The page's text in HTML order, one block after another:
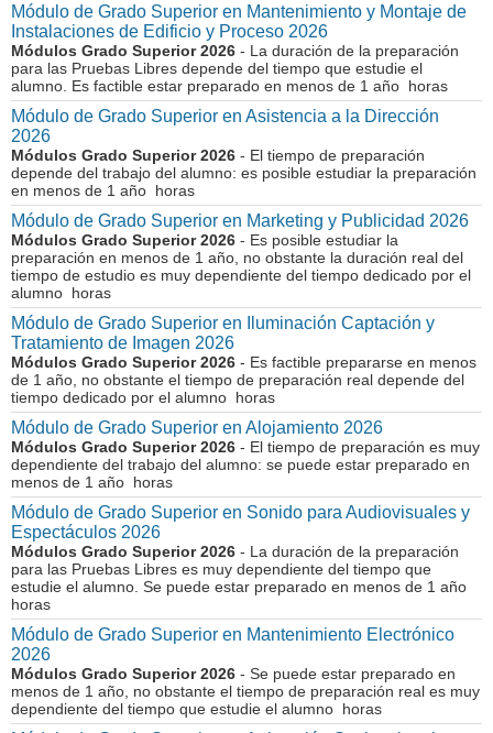
Módulo de Grado Superior en Mantenimiento y Montaje de
Instalaciones de Edificio y Proceso 2026
Módulos Grado Superior 2026 - La duración de la preparación
para las Pruebas Libres depende del tiempo que estudie el
alumno. Es factible estar preparado en menos de 1 año horas
Módulo de Grado Superior en Asistencia a la Dirección
2026
Módulos Grado Superior 2026 - El tiempo de preparación
depende del trabajo del alumno: es posible estudiar la preparación
en menos de 1 año horas
Módulo de Grado Superior en Marketing y Publicidad 2026
Módulos Grado Superior 2026 - Es posible estudiar la
preparación en menos de 1 año, no obstante la duración real del
tiempo de estudio es muy dependiente del tiempo dedicado por el
alumno horas
Módulo de Grado Superior en Iluminación Captación y
Tratamiento de Imagen 2026
Módulos Grado Superior 2026 - Es factible prepararse en menos
de 1 año, no obstante el tiempo de preparación real depende del
tiempo dedicado por el alumno horas
Módulo de Grado Superior en Alojamiento 2026
Módulos Grado Superior 2026 - El tiempo de preparación es muy
dependiente del trabajo del alumno: se puede estar preparado en
menos de 1 año horas
Módulo de Grado Superior en Sonido para Audiovisuales y
Espectáculos 2026
Módulos Grado Superior 2026 - La duración de la preparación
para las Pruebas Libres es muy dependiente del tiempo que
estudie el alumno. Se puede estar preparado en menos de 1 año
horas
Módulo de Grado Superior en Mantenimiento Electrónico
2026
Módulos Grado Superior 2026 - Se puede estar preparado en
menos de 1 año, no obstante el tiempo de preparación real es muy
dependiente del tiempo que estudie el alumno horas